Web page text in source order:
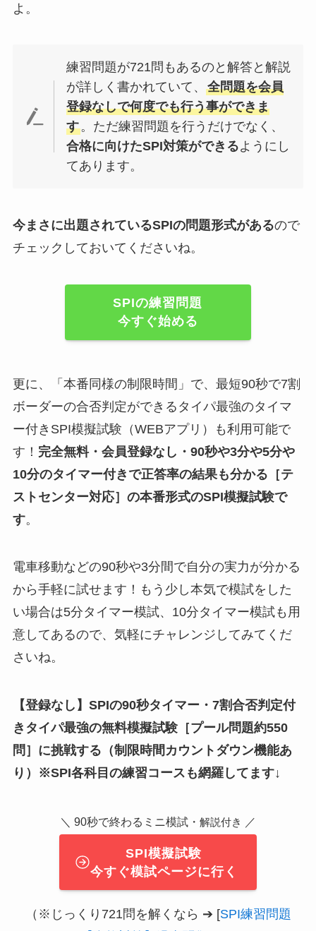
よ。
練習問題が721問もあるのと解答と解説
が詳しく書かれていて、全問題を会員
登録なしで何度でも行う事ができま
す。ただ練習問題を行うだけでなく、
合格に向けたSPI対策ができるようにし
てあります。
今まさに出題されているSPIの問題形式があるので
チェックしておいてくださいね。
SPIの練習問題
今すぐ始める
更に、「本番同様の制限時間」で、最短90秒で7割
ボーダーの合否判定ができるタイパ最強のタイマ
ー付きSPI模擬試験（WEBアプリ）も利用可能で
す！ 完全無料・会員登録なし・90秒や3分や5分や
10分のタイマー付きで正答率の結果も分かる ［テ
ストセンター対応］ の本番形式のSPI模擬試験で
す。
電車移動などの90秒や3分間で自分の実力が分かる
から手軽に試せます！もう少し本気で模試をした
い場合は5分タイマー模試、10分タイマー模試も用
意してあるので、気軽にチャレンジしてみてくだ
さいね。
【登録なし】SPIの90秒タイマー・7割合否判定付
きタイパ最強の無料模擬試験［プール問題約550
問 ］ に挑戦する（制限時間カウントダウン機能あ
り）※SPI各科目の練習コースも網羅してます↓
＼ 90秒で終わるミニ模試・ 解説付き ／
SPI模擬試験
今すぐ模試ページに行く
（※じっくり721問を解くなら ➔ [SPI練習問題